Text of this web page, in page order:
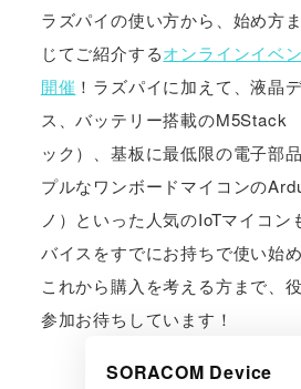
ラズパイの使い方から、始め方
じてご紹介するオンラインイベ
開催 ！ラズパイに加えて、液晶
ス、バッテリー搭載のM5Stack
ック）、基板に最低限の電子部
プルなワンボードマイコンの
ノ）といった人気のIoTマイコ
バイスをすでにお持ちで使い始
これから購入を考える方まで、
参加お待ちしています！
SORACOM Device